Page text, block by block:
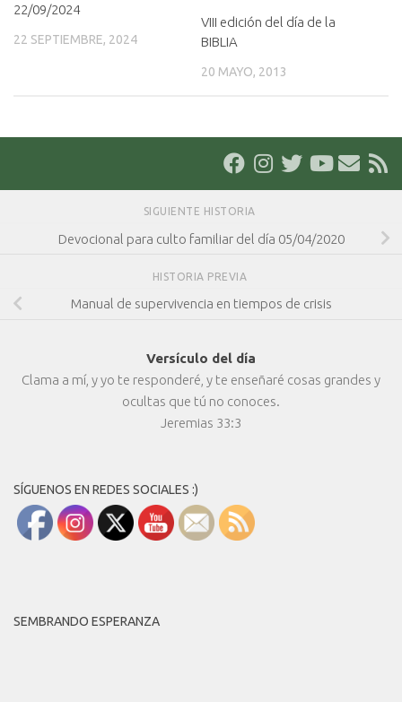
22/09/2024
22 SEPTIEMBRE, 2024
VIII edición del día de la
BIBLIA
20 MAYO, 2013
SIGUIENTE HISTORIA
Devocional para culto familiar del día 05/04/2020
HISTORIA PREVIA
Manual de supervivencia en tiempos de crisis
Versículo del día
Clama a mí, y yo te responderé, y te enseñaré cosas grandes y
ocultas que tú no conoces.
Jeremias 33:3
SÍGUENOS EN REDES SOCIALES :)
SEMBRANDO ESPERANZA